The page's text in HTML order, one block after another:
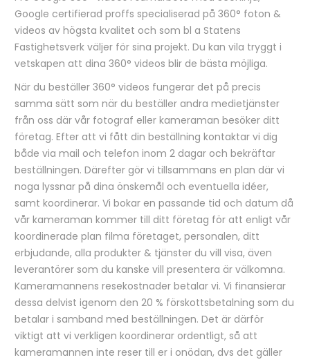
Google certifierad proffs specialiserad på 360° foton &
videos av högsta kvalitet och som bl a Statens
Fastighetsverk väljer för sina projekt. Du kan vila tryggt i
vetskapen att dina 360° videos blir de bästa möjliga.
När du beställer 360° videos fungerar det på precis
samma sätt som när du beställer andra medietjänster
från oss där vår fotograf eller kameraman besöker ditt
företag. Efter att vi fått din beställning kontaktar vi dig
både via mail och telefon inom 2 dagar och bekräftar
beställningen. Därefter gör vi tillsammans en plan där vi
noga lyssnar på dina önskemål och eventuella idéer,
samt koordinerar. Vi bokar en passande tid och datum då
vår kameraman kommer till ditt företag för att enligt vår
koordinerade plan filma företaget, personalen, ditt
erbjudande, alla produkter & tjänster du vill visa, även
leverantörer som du kanske vill presentera är välkomna.
Kameramannens resekostnader betalar vi. Vi finansierar
dessa delvist igenom den 20 % förskottsbetalning som du
betalar i samband med beställningen. Det är därför
viktigt att vi verkligen koordinerar ordentligt, så att
kameramannen inte reser till er i onödan, dvs det gäller